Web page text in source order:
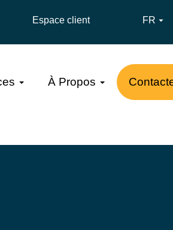
Espace client FR 
À Propos